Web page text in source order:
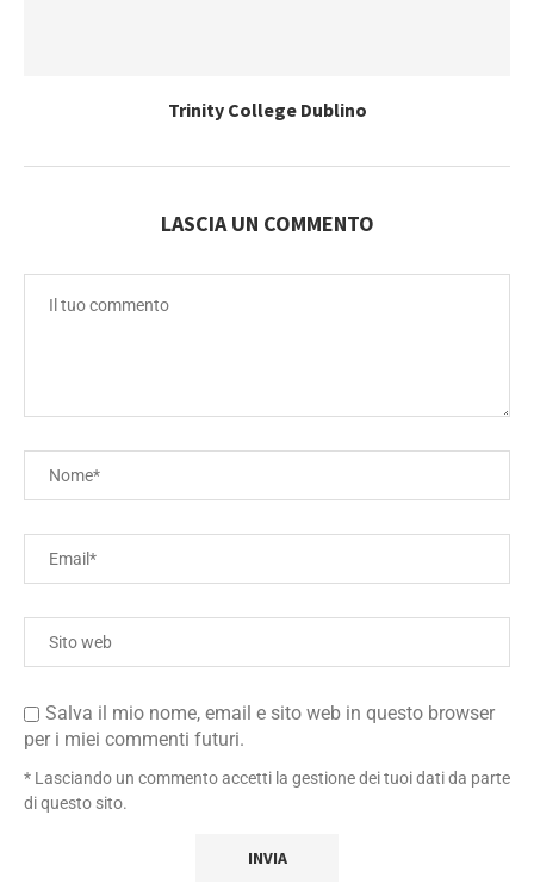
Trinity College Dublino
LASCIA UN COMMENTO
Salva il mio nome, email e sito web in questo browser
per i miei commenti futuri.
* Lasciando un commento accetti la gestione dei tuoi dati da parte
di questo sito.